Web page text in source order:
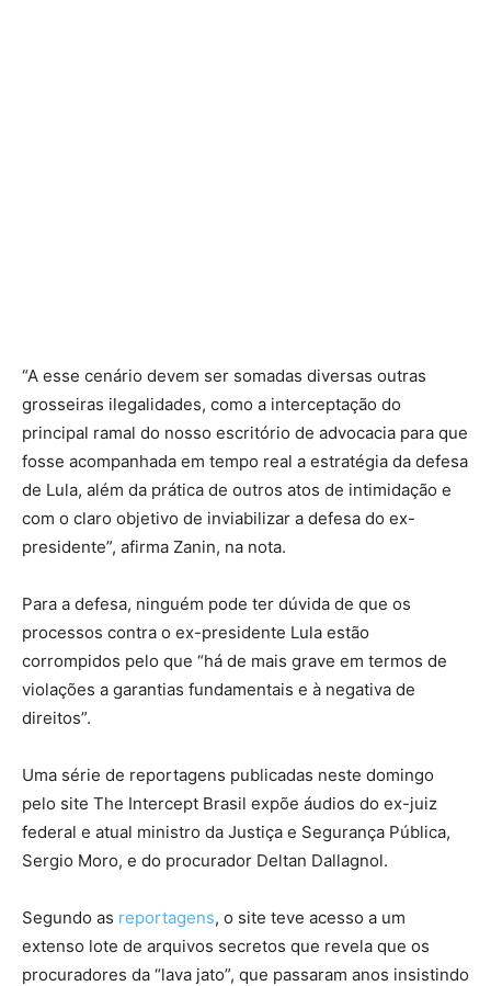
“A esse cenário devem ser somadas diversas outras
grosseiras ilegalidades, como a interceptação do
principal ramal do nosso escritório de advocacia para que
fosse acompanhada em tempo real a estratégia da defesa
de Lula, além da prática de outros atos de intimidação e
com o claro objetivo de inviabilizar a defesa do ex-
presidente”, afirma Zanin, na nota.
Para a defesa, ninguém pode ter dúvida de que os
processos contra o ex-presidente Lula estão
corrompidos pelo que “há de mais grave em termos de
violações a garantias fundamentais e à negativa de
direitos”.
Uma série de reportagens publicadas neste domingo
pelo site The Intercept Brasil expõe áudios do ex-juiz
federal e atual ministro da Justiça e Segurança Pública,
Sergio Moro, e do procurador Deltan Dallagnol.
Segundo as reportagens, o site teve acesso a um
extenso lote de arquivos secretos que revela que os
procuradores da “lava jato”, que passaram anos insistindo